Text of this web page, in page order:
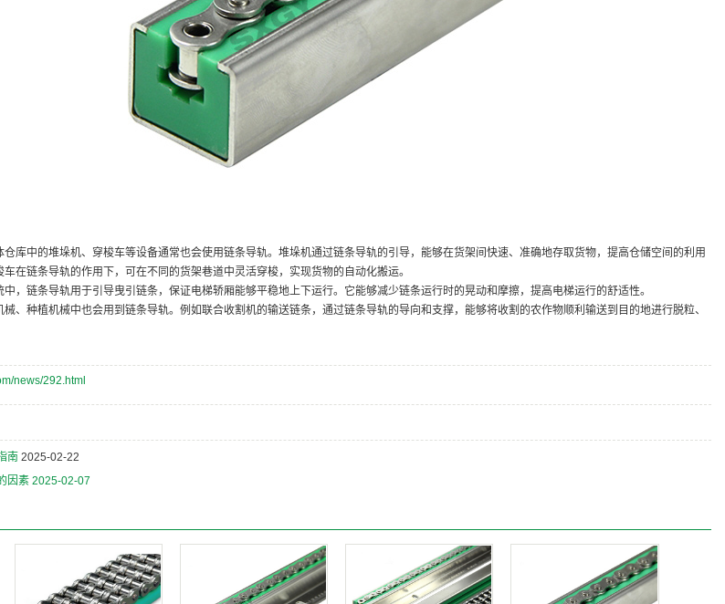
中的堆垛机、穿梭车等设备通常也会使用链条导轨。堆垛机通过链条导轨的引导，能够在货架间快速、准确地存取货物，提高仓储空间的利用
在链条导轨的作用下，可在不同的货架巷道中灵活穿梭，实现货物的自动化搬运。
链条导轨用于引导曳引链条，保证电梯轿厢能够平稳地上下运行。它能够减少链条运行时的晃动和摩擦，提高电梯运行的舒适性。
种植机械中也会用到链条导轨。例如联合收割机的输送链条，通过链条导轨的导向和支撑，能够将收割的农作物顺利输送到目的地进行脱粒、
news/292.html
南 2025-02-22
因素2025-02-07